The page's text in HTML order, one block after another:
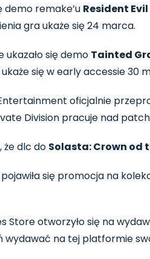
demo remake’u Resident Evil
gra ukaże się 24 marca.
ukazało się demo Tainted
się w early accessie 30
oficjalnie
Division pracuje nad
że dlc do Solasta: Crown od
się promocja na
Store otworzyło się na
wydawać na tej platformie